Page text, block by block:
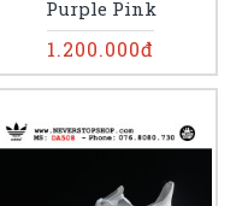
Purple Pink
1.200.000đ